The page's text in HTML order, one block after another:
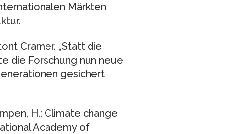
Märkten
Cramer. „Statt die
die Forschung nun neue
gesichert
H.: Climate change
Academy of